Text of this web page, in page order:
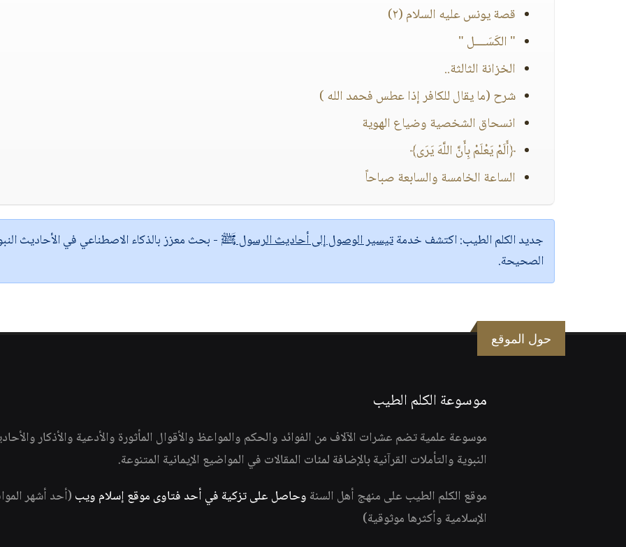
قصة يونس عليه السلام (٢)
" الكَسَــــل "
الخزانة الثالثة..
شرح (ما يقال للكافر إذا عطس فحمد الله )
انسحاق الشخصية وضياع الهوية
﴿أَلَمْ يَعْلَمْ بِأَنَّ اللَّهَ يَرَى﴾
الساعة الخامسة والسابعة صباحاً
جديد الكلم الطيب:اكتشف خدمةتيسير الوصول إلى أحاديث الرسول ﷺ - بحث معزز بالذكاء الاصطناعي في الأحاديث
الصحيحة.
حول الموقع
موسوعة الكلم الطيب
موسوعة علمية تضم عشرات الآلاف من الفوائد والحكم والمواعظ والأقوال المأثورة والأدعية والأذكار
النبوية والتأملات القرآنية بالإضافة لمئات المقالات في المواضيع الإيمانية المتنوعة.
موقع الكلم الطيب على منهج أهل السنة وحاصل على تزكية في أحد فتاوى موقع إسلام ويب(أحد أشهر
الإسلامية وأكثرها موثوقية)